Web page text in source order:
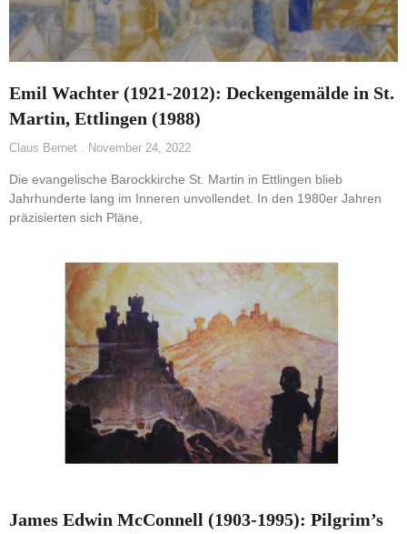
Emil Wachter (1921-2012): Deckengemälde in St.
Martin, Ettlingen (1988)
Claus Bernet November 24, 2022
Die evangelische Barockkirche St. Martin in Ettlingen blieb
Jahrhunderte lang im Inneren unvollendet. In den 1980er Jahren
präzisierten sich Pläne,
James Edwin McConnell (1903-1995): Pilgrim’s